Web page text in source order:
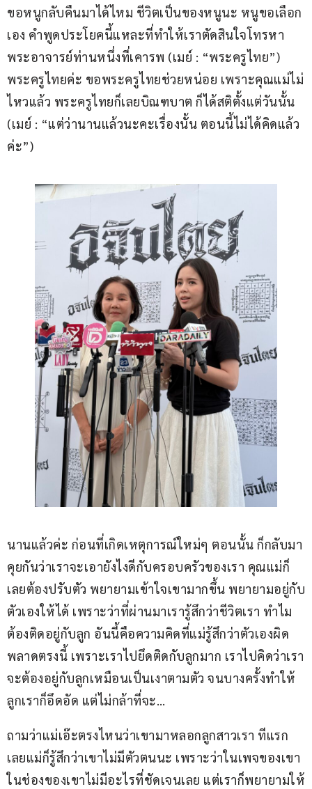
ขอหนูกลับคืนมาได้ไหม ชีวิตเป็นของหนูนะ หนูขอเลือก
เอง คำพูดประโยคนี้แหละที่ทำให้เราตัดสินใจโทรหา
พระอาจารย์ท่านหนึ่งที่เคารพ (เมย์ : “พระครูไทย”)
พระครูไทยค่ะ ขอพระครูไทยช่วยหน่อย เพราะคุณแม่ไม่
ไหวแล้ว พระครูไทยก็เลยบิณฑบาต ก็ได้สติตั้งแต่วันนั้น
(เมย์ : “แต่ว่านานแล้วนะคะเรื่องนั้น ตอนนี้ไม่ได้คิดแล้ว
ค่ะ”)
นานแล้วค่ะ ก่อนที่เกิดเหตุการณ์ใหม่ๆ ตอนนั้น ก็กลับมา
คุยกันว่าเราจะเอายังไงดีกับครอบครัวของเรา คุณแม่ก็
เลยต้องปรับตัว พยายามเข้าใจเขามากขึ้น พยายามอยู่กับ
ตัวเองให้ได้ เพราะว่าที่ผ่านมาเรารู้สึกว่าชีวิตเรา ทำไม
ต้องติดอยู่กับลูก อันนี้คือความคิดที่แม่รู้สึกว่าตัวเองผิด
พลาดตรงนี้ เพราะเราไปยึดติดกับลูกมาก เราไปคิดว่าเรา
จะต้องอยู่กับลูกเหมือนเป็นเงาตามตัว จนบางครั้งทำให้
ลูกเราก็อึดอัด แต่ไม่กล้าที่จะ…
ถามว่าแม่เอ๊ะตรงไหนว่าเขามาหลอกลูกสาวเรา ทีแรก
เลยแม่ก็รู้สึกว่าเขาไม่มีตัวตนนะ เพราะว่าในเพจของเขา
ในช่องของเขาไม่มีอะไรที่ชัดเจนเลย แต่เราก็พยายามให้